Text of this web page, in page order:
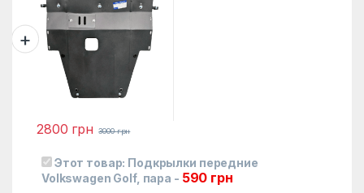
2800 грн 3000грн
Этот товар: Подкрылки передние
Volkswagen Golf, пара - 590 грн